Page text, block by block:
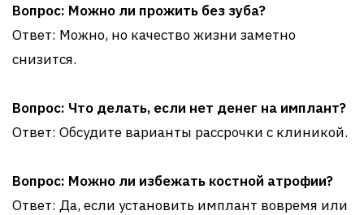
Вопрос: Можно ли прожить без зуба?
Ответ: Можно, но качество жизни заметно
снизится.
Вопрос: Что делать, если нет денег на имплант?
Ответ: Обсудите варианты рассрочки с клиникой.
Вопрос: Можно ли избежать костной атрофии?
Ответ: Да, если установить имплант вовремя или